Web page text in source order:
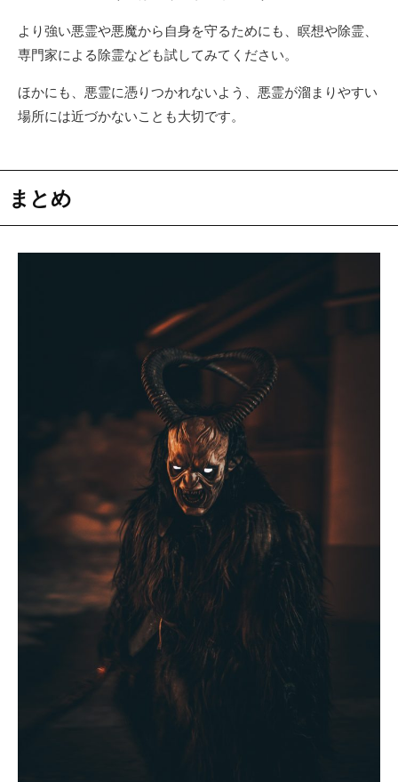
より強い悪霊や悪魔から自身を守るためにも、瞑想や除霊、
専門家による除霊なども試してみてください。
ほかにも、悪霊に憑りつかれないよう、悪霊が溜まりやすい
場所には近づかないことも大切です。
まとめ